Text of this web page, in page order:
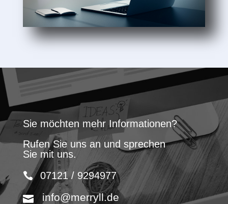
Sie möchten mehr Informationen?
Rufen Sie uns an und sprechen
Sie mit uns.
07121 / 9294977
info@merryll.de